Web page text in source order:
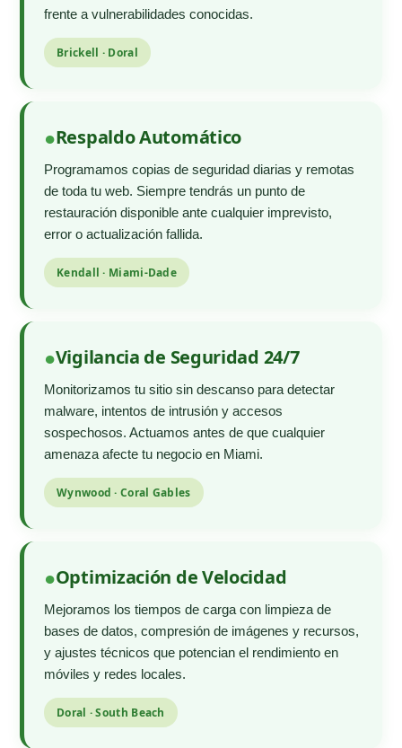
frente a vulnerabilidades conocidas.
Brickell · Doral
Respaldo Automático
Programamos copias de seguridad diarias y remotas
de toda tu web. Siempre tendrás un punto de
restauración disponible ante cualquier imprevisto,
error o actualización fallida.
Kendall · Miami-Dade
Vigilancia de Seguridad 24/7
Monitorizamos tu sitio sin descanso para detectar
malware, intentos de intrusión y accesos
sospechosos. Actuamos antes de que cualquier
amenaza afecte tu negocio en Miami.
Wynwood · Coral Gables
Optimización de Velocidad
Mejoramos los tiempos de carga con limpieza de
bases de datos, compresión de imágenes y recursos,
y ajustes técnicos que potencian el rendimiento en
móviles y redes locales.
Doral · South Beach